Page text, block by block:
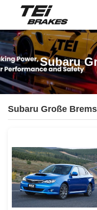
Subaru
Subaru Große